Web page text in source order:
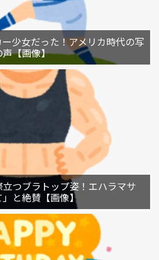
少女だった！アメリカ時代の写
【画像】
つブラトップ姿！エハラマサ
と絶賛【画像】